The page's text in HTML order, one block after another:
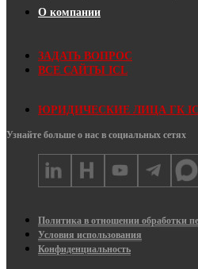
О компании
ЗАДАТЬ ВОПРОС
ВСЕ САЙТЫ ICL
ЮРИДИЧЕСКИЕ ЛИЦА ГК
Узнайте больше о нас в социальных сетях
Политика в отношении обработки
Условия использования
Конфиденциальность